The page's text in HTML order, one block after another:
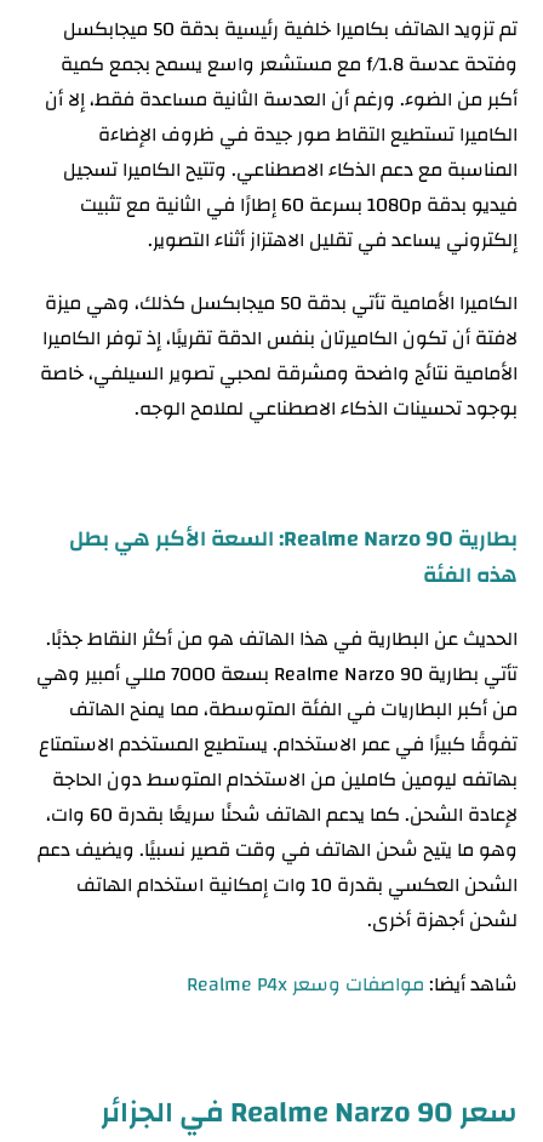
تم تزويد الهاتف بكاميرا خلفية رئيسية بدقة 50 ميجابكسل
وفتحة عدسة f/1.8 مع مستشعر واسع يسمح بجمع كمية
أكبر من الضوء. ورغم أن العدسة الثانية مساعدة فقط، إلا أن
الكاميرا تستطيع التقاط صور جيدة في ظروف الإضاءة
المناسبة مع دعم الذكاء الاصطناعي. وتتيح الكاميرا تسجيل
فيديو بدقة 1080p بسرعة 60 إطارًا في الثانية مع تثبيت
إلكتروني يساعد في تقليل الاهتزاز أثناء التصوير.
الكاميرا الأمامية تأتي بدقة 50 ميجابكسل كذلك، وهي ميزة
لافتة أن تكون الكاميرتان بنفس الدقة تقريبًا، إذ توفر الكاميرا
الأمامية نتائج واضحة ومشرقة لمحبي تصوير السيلفي، خاصة
بوجود تحسينات الذكاء الاصطناعي لملامح الوجه.
بطارية Realme Narzo 90: السعة الأكبر هي بطل
هذه الفئة
الحديث عن البطارية في هذا الهاتف هو من أكثر النقاط جذبًا.
تأتي بطارية Realme Narzo 90 بسعة 7000 مللي أمبير وهي
من أكبر البطاريات في الفئة المتوسطة، مما يمنح الهاتف
تفوقًا كبيرًا في عمر الاستخدام. يستطيع المستخدم الاستمتاع
بهاتفه ليومين كاملين من الاستخدام المتوسط دون الحاجة
لإعادة الشحن. كما يدعم الهاتف شحنًا سريعًا بقدرة 60 وات،
وهو ما يتيح شحن الهاتف في وقت قصير نسبيًا. ويضيف دعم
الشحن العكسي بقدرة 10 وات إمكانية استخدام الهاتف
لشحن أجهزة أخرى.
شاهد أيضا:مواصفات وسعر Realme P4x
سعر Realme Narzo 90 في الجزائر